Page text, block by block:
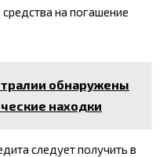
средства на погашение
обнаружены
находки
следует получить в